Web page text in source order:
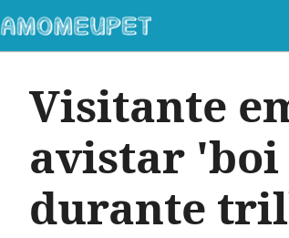
Visitante
avistar 'boi
durante